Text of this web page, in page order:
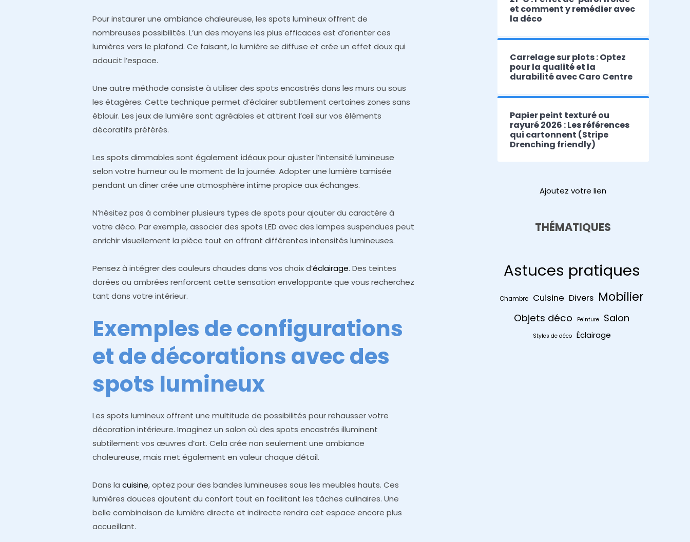
Pour instaurer une ambiance chaleureuse, les spots lumineux offrent de
nombreuses possibilités. L’un des moyens les plus efficaces est d’orienter ces
lumières vers le plafond. Ce faisant, la lumière se diffuse et crée un effet doux qui
adoucit l’espace.
Une autre méthode consiste à utiliser des spots encastrés dans les murs ou sous
les étagères. Cette technique permet d’éclairer subtilement certaines zones sans
éblouir. Les jeux de lumière sont agréables et attirent l’œil sur vos éléments
décoratifs préférés.
Les spots dimmables sont également idéaux pour ajuster l’intensité lumineuse
selon votre humeur ou le moment de la journée. Adopter une lumière tamisée
pendant un dîner crée une atmosphère intime propice aux échanges.
N’hésitez pas à combiner plusieurs types de spots pour ajouter du caractère à
votre déco. Par exemple, associer des spots LED avec des lampes suspendues peut
enrichir visuellement la pièce tout en offrant différentes intensités lumineuses.
Pensez à intégrer des couleurs chaudes dans vos choix d’éclairage. Des teintes
dorées ou ambrées renforcent cette sensation enveloppante que vous recherchez
tant dans votre intérieur.
Exemples de configurations
et de décorations avec des
spots lumineux
Les spots lumineux offrent une multitude de possibilités pour rehausser votre
décoration intérieure. Imaginez un salon où des spots encastrés illuminent
subtilement vos œuvres d’art. Cela crée non seulement une ambiance
chaleureuse, mais met également en valeur chaque détail.
Dans lacuisine, optez pour des bandes lumineuses sous les meubles hauts. Ces
lumières douces ajoutent du confort tout en facilitant les tâches culinaires. Une
belle combinaison de lumière directe et indirecte rendra cet espace encore plus
accueillant.
et comment y remédier avec
la déco
Carrelage sur plots : Optez
pour la qualité et la
durabilité avec Caro Centre
Papier peint texturé ou
rayuré 2026 : Les références
qui cartonnent (Stripe
Drenching friendly)
Ajoutez votre lien
THÉMATIQUES
Astuces pratiques
Chambre Cuisine Divers Mobilier
Objets déco Peinture Salon
Styles de déco Éclairage